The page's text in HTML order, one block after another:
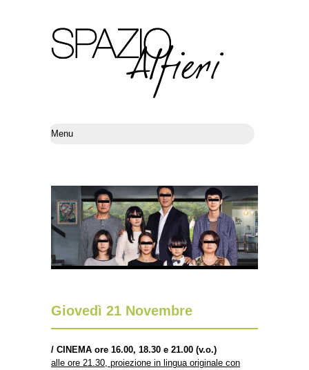
Giovedì 21 Novembre
/ CINEMA ore 16.00, 18.30 e 21.00 (v.o.)
alle ore 21.30, proiezione in lingua originale con